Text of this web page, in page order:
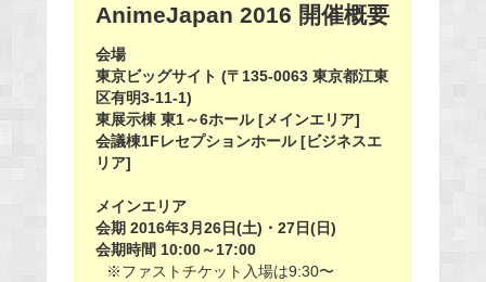
AnimeJapan 2016 開催概要
会場
東京ビッグサイト (〒135-0063 東京都江東
区有明3-11-1)
東展示棟 東1～6ホール [メインエリア]
会議棟1Fレセプションホール [ビジネスエ
リア]
メインエリア
会期 2016年3月26日(土)・27日(日)
会期時間 10:00～17:00
※ファストチケット入場は9:30〜